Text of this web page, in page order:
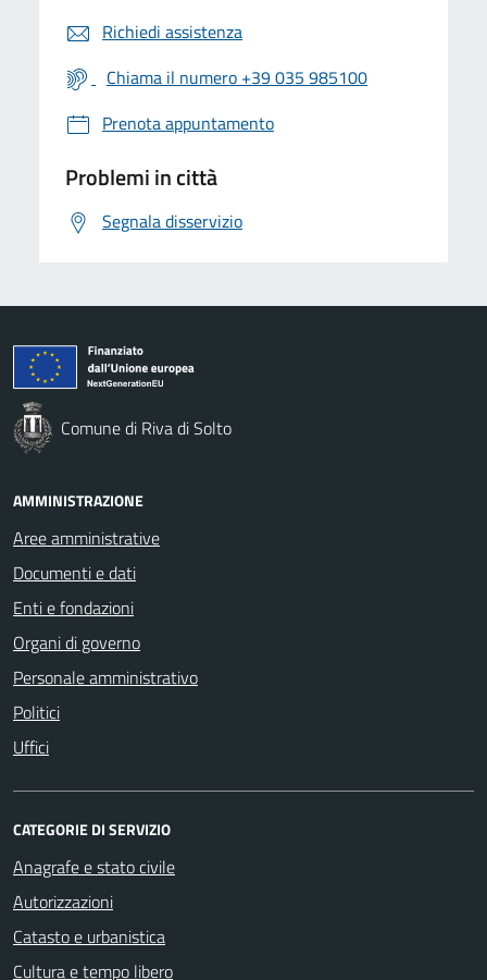
Richiedi assistenza
Chiama il numero +39 035 985100
Prenota appuntamento
Problemi in città
Segnala disservizio
Comune di Riva di Solto
AMMINISTRAZIONE
Aree amministrative
Documenti e dati
Enti e fondazioni
Organi di governo
Personale amministrativo
Politici
Uffici
CATEGORIE DI SERVIZIO
Anagrafe e stato civile
Autorizzazioni
Catasto e urbanistica
Cultura e tempo libero